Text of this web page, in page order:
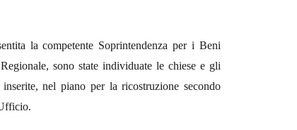
la competente Soprintendenza per i Beni
sono state individuate le chiese e gli
nel piano per la ricostruzione secondo